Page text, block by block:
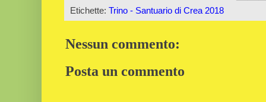
Etichette: Trino - Santuario di Crea 2018
Nessun commento:
Posta un commento